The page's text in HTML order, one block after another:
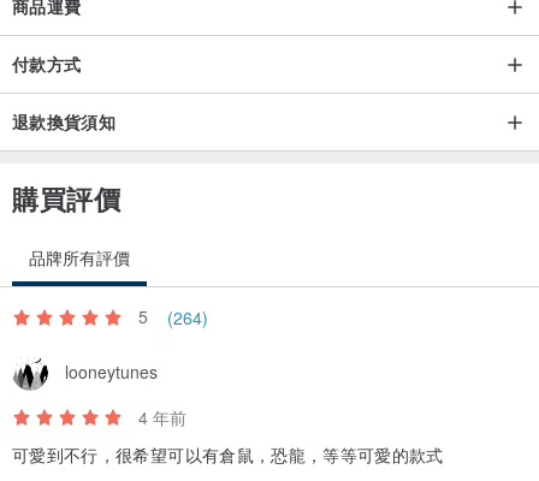
商品運費
付款方式
退款換貨須知
購買評價
品牌所有評價
5 (264)
looneytunes
4 年前
可愛到不行，很希望可以有倉鼠，恐龍，等等可愛的款式